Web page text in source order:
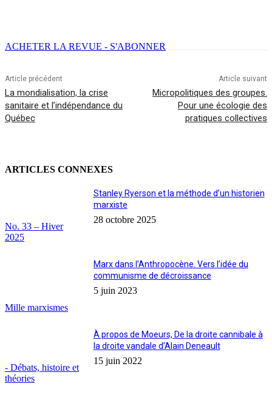
ACHETER LA REVUE - S'ABONNER
Article précédent
La mondialisation, la crise
sanitaire et l’indépendance du
Québec
Article suivant
Micropolitiques des groupes.
Pour une écologie des
pratiques collectives
ARTICLES CONNEXES
No. 33 – Hiver
2025
Stanley Ryerson et la méthode d’un historien
marxiste
28 octobre 2025
Mille marxismes
Marx dans l’Anthropocène. Vers l’idée du
communisme de décroissance
5 juin 2023
- Débats, histoire et
théories
À propos de Moeurs, De la droite cannibale à
la droite vandale d’Alain Deneault
15 juin 2022